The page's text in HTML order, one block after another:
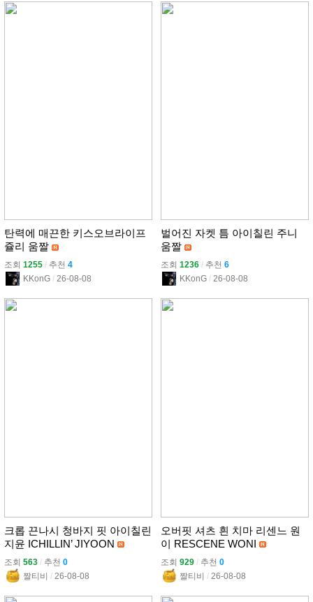
탄력에 매끈한 키스오브라이프
쥴리 움짤
조회 1255 l 추천 4
KKonG l 26-08-08
벌어진 자켓 틈 아이칠린 주니
움짤
조회 1236 l 추천 6
KKonG l 26-08-08
크롭 끈나시 청바지 핏 아이칠린
지윤 ICHILLIN’ JIYOON
조회 563 l 추천 0
짤티비 l 26-08-08
오버핏 셔츠 흰 치마 리센느 원
이 RESCENE WONI
조회 929 l 추천 0
짤티비 l 26-08-08